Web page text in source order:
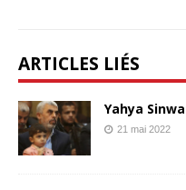
ARTICLES LIÉS
Yahya
21 mai 2022